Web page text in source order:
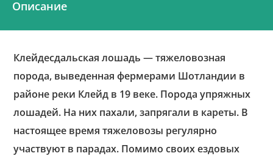
Описание
Клейдесдальская лошадь — тяжеловозная
порода, выведенная фермерами Шотландии в
районе реки Клейд в 19 веке. Порода упряжных
лошадей. На них пахали, запрягали в кареты. В
настоящее время тяжеловозы регулярно
участвуют в парадах. Помимо своих ездовых